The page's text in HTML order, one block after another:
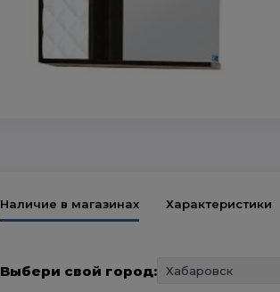
Наличие в магазинах Характеристики
Выбери свой город: